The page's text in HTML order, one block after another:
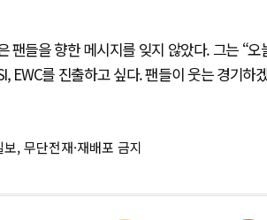
팬들을 향한 메시지를 잊지 않았다. 그는 “
EWC를 진출하고 싶다. 팬들이 웃는 경기하
, 무단전재·재배포 금지